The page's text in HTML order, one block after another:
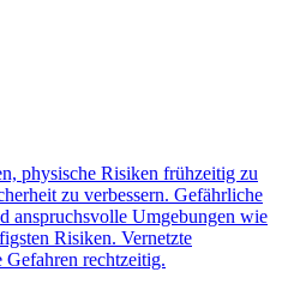
physische Risiken frühzeitig zu
zu verbessern. Gefährliche
anspruchsvolle Umgebungen wie
Risiken. Vernetzte
rechtzeitig.